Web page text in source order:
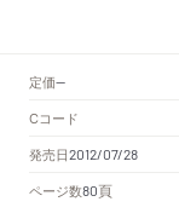
定価--
Cコード
発売日2012/07/28
ページ数80頁